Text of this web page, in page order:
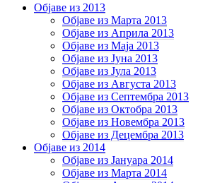
Објаве из 2013
Објаве из Марта 2013
Објаве из Априла 2013
Објаве из Маја 2013
Објаве из Јунa 2013
Објаве из Јула 2013
Објаве из Августа 2013
Објаве из Септембра 2013
Објаве из Октобра 2013
Објаве из Новембра 2013
Објаве из Децембра 2013
Објаве из 2014
Објаве из Јануара 2014
Објаве из Марта 2014